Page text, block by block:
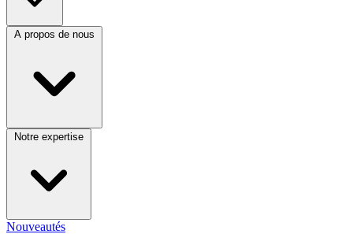
A propos de nous
Notre expertise
Nouveautés